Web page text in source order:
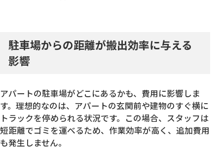
駐車場からの距離が搬出効率に与える
影響
アパートの駐車場がどこにあるかも、費用に影響しま
す。理想的なのは、アパートの玄関前や建物のすぐ横に
トラックを停められる状況です。この場合、スタッフは
短距離でゴミを運べるため、作業効率が高く、追加費用
も発生しません。